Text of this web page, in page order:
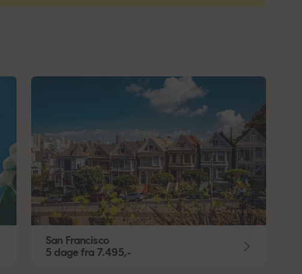
San Francisco
5 dagefra 7.495,-